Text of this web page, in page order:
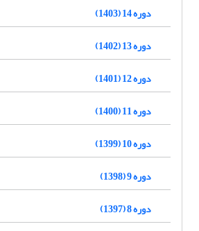
دوره 14 (1403)
دوره 13 (1402)
دوره 12 (1401)
دوره 11 (1400)
دوره 10 (1399)
دوره 9 (1398)
دوره 8 (1397)